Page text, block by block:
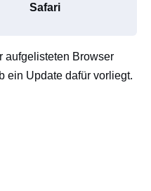
Safari
aufgelisteten Browser
ein Update dafür vorliegt.